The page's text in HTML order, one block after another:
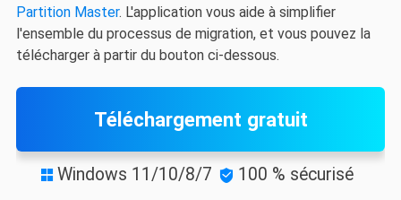
Partition Master. L'application vous aide à simplifier
l'ensemble du processus de migration, et vous pouvez la
télécharger à partir du bouton ci-dessous.
Téléchargement gratuit
 Windows 11/10/8/7  100 % sécurisé